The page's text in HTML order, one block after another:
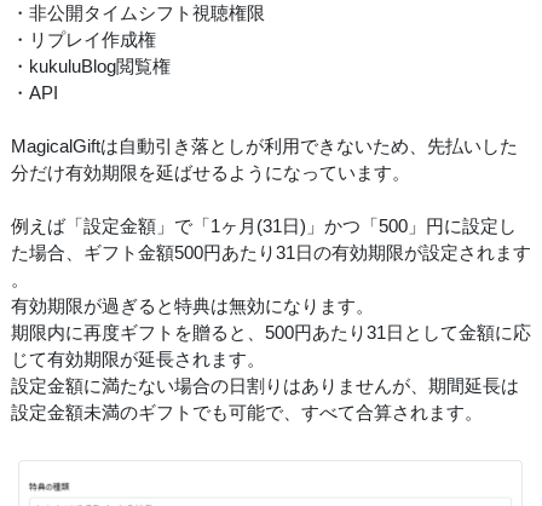
・非公開タイムシフト視聴権限
・リプレイ作成権
・kukuluBlog閲覧権
・API
MagicalGiftは自動引き落としが利用できないため、先払いした
分だけ有効期限を延ばせるようになっています。
例えば「設定金額」で「1ヶ月(31日)」かつ「500」円に設定し
た場合、ギフト金額500円あたり31日の有効期限が設定されます
。
有効期限が過ぎると特典は無効になります。
期限内に再度ギフトを贈ると、500円あたり31日として金額に応
じて有効期限が延長されます。
設定金額に満たない場合の日割りはありませんが、期間延長は
設定金額未満のギフトでも可能で、すべて合算されます。